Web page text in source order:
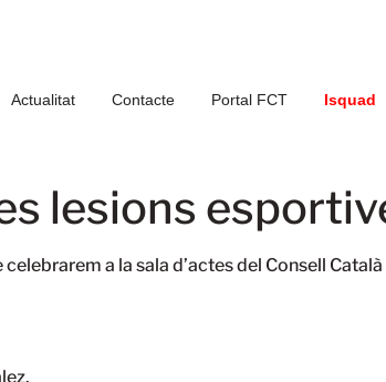
Actualitat Contacte Portal FCT Isquad
lesions
celebrarem a la sala d’actes del Consell Català